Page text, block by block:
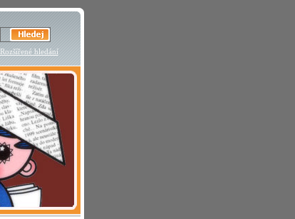
Rozšířené hledání